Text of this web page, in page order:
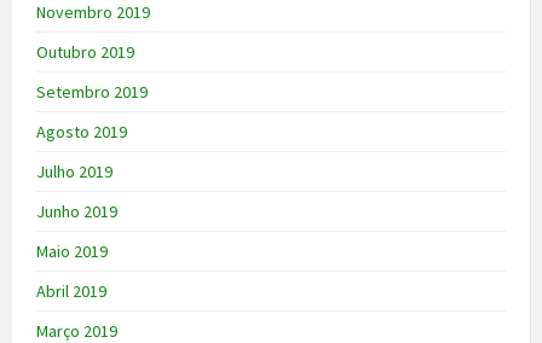
Novembro 2019
Outubro 2019
Setembro 2019
Agosto 2019
Julho 2019
Junho 2019
Maio 2019
Abril 2019
Março 2019